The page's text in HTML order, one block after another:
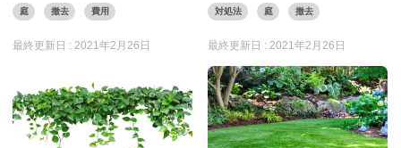
庭 撤去 費用
最終更新日 : 2021年2月26日
対処法 庭 撤去
最終更新日 :2021年2月26日